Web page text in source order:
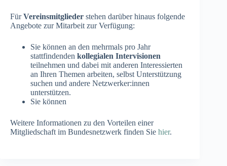
FürVereinsmitglieder stehen darüber hinaus folgende
Angebote zur Mitarbeit zur Verfügung:
Sie können an den mehrmals pro Jahr
stattfindenden kollegialen Intervisionen
teilnehmen und dabei mit anderen Interessierten
an Ihren Themen arbeiten, selbst Unterstützung
suchen und andere Netzwerker:innen
unterstützen.
Sie können
Weitere Informationen zu den Vorteilen einer
Mitgliedschaft im Bundesnetzwerk finden Sie hier.